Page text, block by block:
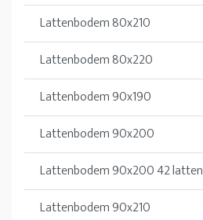
Lattenbodem 80x210
Lattenbodem 80x220
Lattenbodem 90x190
Lattenbodem 90x200
Lattenbodem 90x200 42 latten
Lattenbodem 90x210